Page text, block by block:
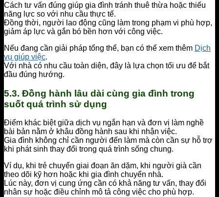
Cách tư vấn đúng giúp gia đình tránh thuê thừa hoặc thiếu
năng lực so với nhu cầu thực tế.
Đồng thời, người lao động cũng làm trong phạm vi phù hợp,
giảm áp lực và gắn bó bền hơn với công việc.
Nếu đang cần giải pháp tổng thể, bạn có thể xem thêm Dịch
vụ giúp việc.
Với nhà có nhu cầu toàn diện, đây là lựa chọn tối ưu để bắt
đầu đúng hướng.
5.3. Đồng hành lâu dài cùng gia đình trong
suốt quá trình sử dụng
Điểm khác biệt giữa dịch vụ ngắn hạn và đơn vị làm nghề
bài bản nằm ở khâu đồng hành sau khi nhận việc.
Gia đình không chỉ cần người đến làm mà còn cần sự hỗ trợ
khi phát sinh thay đổi trong quá trình sống chung.
Ví dụ, khi trẻ chuyển giai đoạn ăn dặm, khi người già cần
theo dõi kỹ hơn hoặc khi gia đình chuyển nhà.
Lúc này, đơn vị cung ứng cần có khả năng tư vấn, thay đổi
nhân sự hoặc điều chỉnh mô tả công việc cho phù hợp.